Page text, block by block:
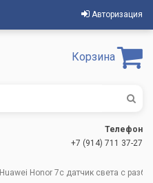
Авторизация
Корзина
Телефон
+7 (914) 711 37-27
Huawei Honor 7с датчик света с